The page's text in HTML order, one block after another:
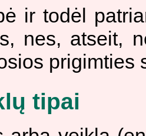
ir todėl
nes, atseit,
prigimties
tipai